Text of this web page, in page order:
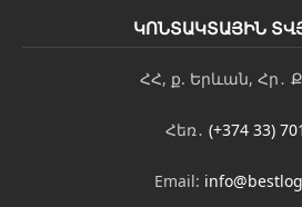
ԿՈՆՏԱԿՏԱՅԻՆ
ՀՀ, ք. Երևան, Հր․
Հեռ․ (+374 33)
Email: